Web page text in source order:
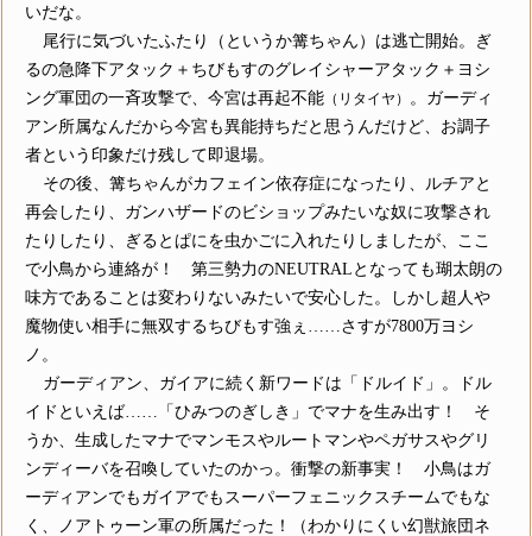
いだな。
尾行に気づいたふたり（というか篝ちゃん）は逃亡開始。ぎ
るの急降下アタック＋ちびもすのグレイシャーアタック＋ヨシ
ング軍団の一斉攻撃で、今宮は再起不能 （リタイヤ）
。ガーディ
アン所属なんだから今宮も異能持ちだと思うんだけど、お調子
者という印象だけ残して即退場。
その後、篝ちゃんがカフェイン依存症になったり、ルチアと
再会したり、ガンハザードのビショップみたいな奴に攻撃され
たりしたり、ぎるとぱにを虫かごに入れたりしましたが、ここ
で小鳥から連絡が！ 第三勢力のNEUTRALとなっても瑚太朗の
味方であることは変わりないみたいで安心した。しかし超人や
魔物使い相手に無双するちびもす強ぇ……さすが7800万ヨシ
ノ。
ガーディアン、ガイアに続く新ワードは「ドルイド」。ドル
イドといえば……「ひみつのぎしき」でマナを生み出す！ そ
うか、生成したマナでマンモスやルートマンやペガサスやグリ
ンディーバを召喚していたのかっ。衝撃の新事実！ 小鳥はガ
ーディアンでもガイアでもスーパーフェニックスチームでもな
く、ノアトゥーン軍の所属だった！（わかりにくい幻獣旅団ネ